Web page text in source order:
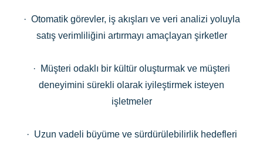
· Otomatik görevler, iş akışları ve veri analizi yoluyla
satış verimliliğini artırmayı amaçlayan şirketler
· Müşteri odaklı bir kültür oluşturmak ve müşteri
deneyimini sürekli olarak iyileştirmek isteyen
işletmeler
· Uzun vadeli büyüme ve sürdürülebilirlik hedefleri